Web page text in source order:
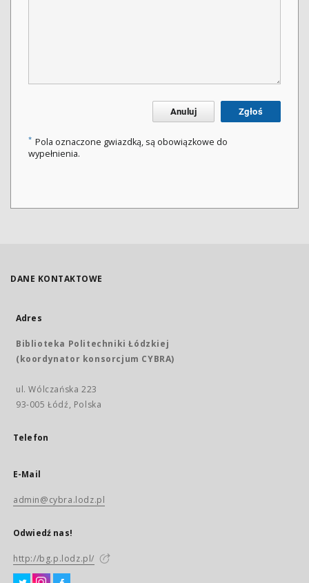
Anuluj Zgłoś
* Pola oznaczone gwiazdką, są obowiązkowe do
wypełnienia.
DANE KONTAKTOWE
Adres
Biblioteka Politechniki Łódzkiej
(koordynator konsorcjum CYBRA)
ul. Wólczańska 223
93-005 Łódź, Polska
Telefon
E-Mail
admin@cybra.lodz.pl
Odwiedź nas!
http://bg.p.lodz.pl/